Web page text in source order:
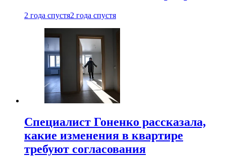
2 года спустя2 года спустя
Специалист Гоненко рассказала,
какие изменения в квартире
требуют согласования